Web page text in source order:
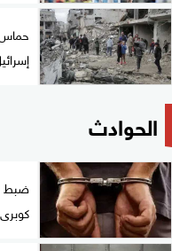
الحوادث
ضبط